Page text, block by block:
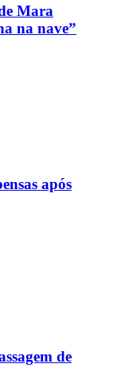
Mara
na nave”
após
de